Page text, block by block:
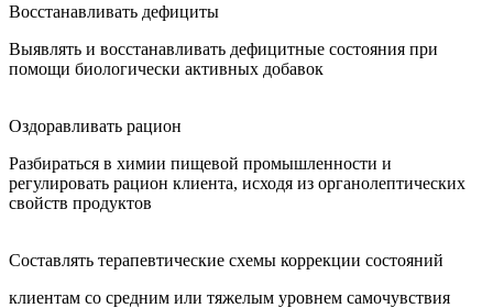
Восстанавливать дефициты
Выявлять и восстанавливать дефицитные состояния при
помощи биологически активных добавок
Оздоравливать рацион
Разбираться в химии пищевой промышленности и
регулировать рацион клиента, исходя из органолептических
свойств продуктов
Составлять терапевтические схемы коррекции состояний
клиентам со средним или тяжелым уровнем самочувствия